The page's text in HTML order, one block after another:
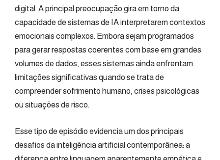
digital. A principal preocupação gira em torno da
capacidade de sistemas de IA interpretarem contextos
emocionais complexos. Embora sejam programados
para gerar respostas coerentes com base em grandes
volumes de dados, esses sistemas ainda enfrentam
limitações significativas quando se trata de
compreender sofrimento humano, crises psicológicas
ou situações de risco.
Esse tipo de episódio evidencia um dos principais
desafios da inteligência artificial contemporânea: a